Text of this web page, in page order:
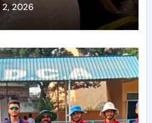
2, 2026